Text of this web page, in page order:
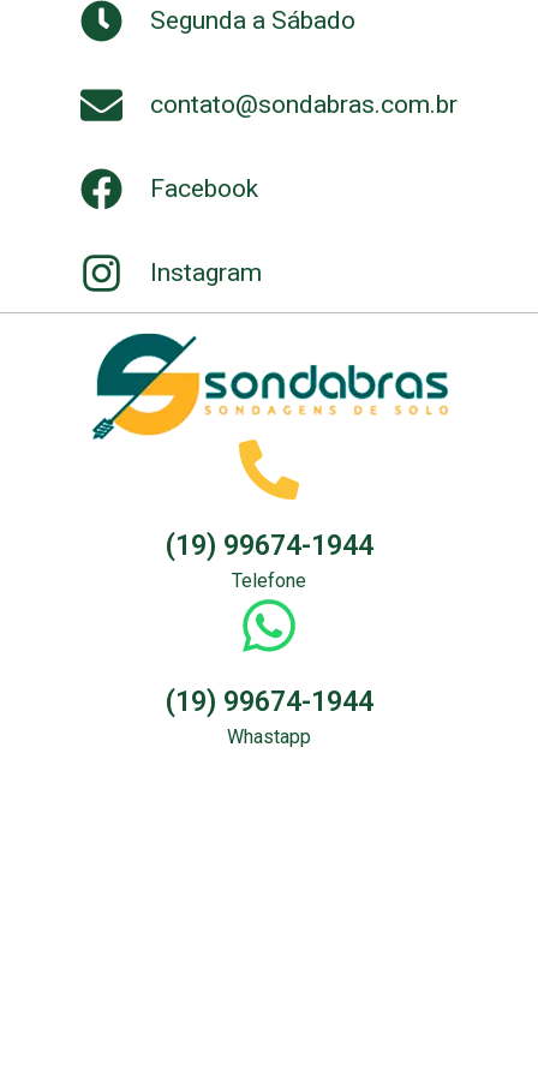
Segunda a Sábado
contato@sondabras.com.br
Facebook
Instagram
(19) 99674-1944
Telefone
(19) 99674-1944
Whastapp